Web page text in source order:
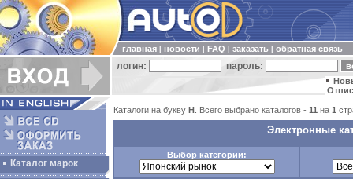
главная новости FAQ заказать обратная связь
логин: пароль:
Каталог марок
Каталоги на букву H . Всего выбрано каталогов - 11 на 1
Электронные
Выбор категории: